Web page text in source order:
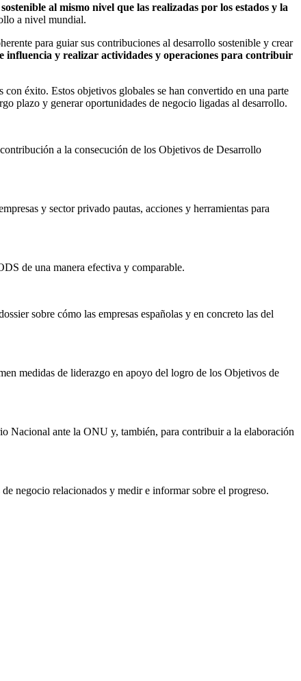
al mismo nivel que las realizadas por los estados y la
a nivel mundial.
para guiar sus contribuciones al desarrollo sostenible y crear
influencia y realizar actividades y operaciones para contribuir
éxito. Estos objetivos globales se han convertido en una parte
plazo y generar oportunidades de negocio ligadas al desarrollo.
a la consecución de los Objetivos de Desarrollo
y sector privado pautas, acciones y herramientas para
de una manera efectiva y comparable.
sobre cómo las empresas españolas y en concreto las del
medidas de liderazgo en apoyo del logro de los Objetivos de
Nacional ante la ONU y, también, para contribuir a la elaboración
negocio relacionados y medir e informar sobre el progreso.